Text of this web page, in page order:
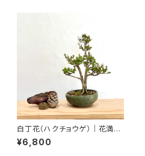
白丁花（ハクチョウゲ）｜花満開
の一点物｜高さ約25cm
¥6,800